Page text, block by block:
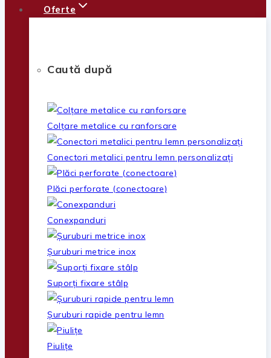
Oferte
Caută după
Colțare metalice cu ranforsare
Conectori metalici pentru lemn personalizați
Plăci perforate (conectoare)
Conexpanduri
Șuruburi metrice inox
Suporți fixare stâlp
Șuruburi rapide pentru lemn
Piulițe